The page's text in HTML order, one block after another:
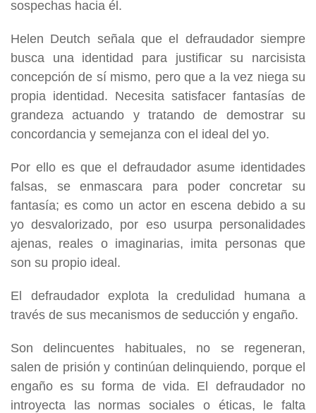
sospechas hacia él.
Helen Deutch señala que el defraudador siempre
busca una identidad para justificar su narcisista
concepción de sí mismo, pero que a la vez niega su
propia identidad. Necesita satisfacer fantasías de
grandeza actuando y tratando de demostrar su
concordancia y semejanza con el ideal del yo.
Por ello es que el defraudador asume identidades
falsas, se enmascara para poder concretar su
fantasía; es como un actor en escena debido a su
yo desvalorizado, por eso usurpa personalidades
ajenas, reales o imaginarias, imita personas que
son su propio ideal.
El defraudador explota la credulidad humana a
través de sus mecanismos de seducción y engaño.
Son delincuentes habituales, no se regeneran,
salen de prisión y continúan delinquiendo, porque el
engaño es su forma de vida. El defraudador no
introyecta las normas sociales o éticas, le falta